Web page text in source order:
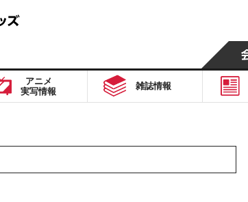
アニメ
実写情報
雑誌情報